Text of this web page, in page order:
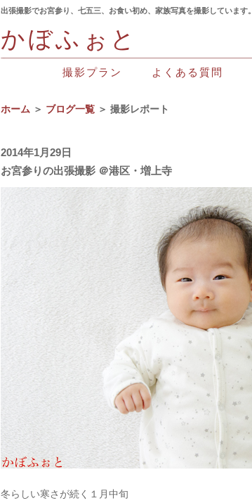
出張撮影でお宮参り、七五三、お食い初め、家族写真を撮影しています。
かぼふぉと
撮影プラン よくある質問
ホーム ＞ ブログ一覧 ＞ 撮影レポート
2014年1月29日
お宮参りの出張撮影 ＠港区・増上寺
冬らしい寒さが続く１月中旬